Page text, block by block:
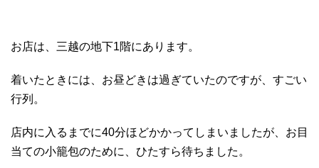
お店は、三越の地下1階にあります。
着いたときには、お昼どきは過ぎていたのですが、すごい
行列。
店内に入るまでに40分ほどかかってしまいましたが、お目
当ての小籠包のために、ひたすら待ちました。